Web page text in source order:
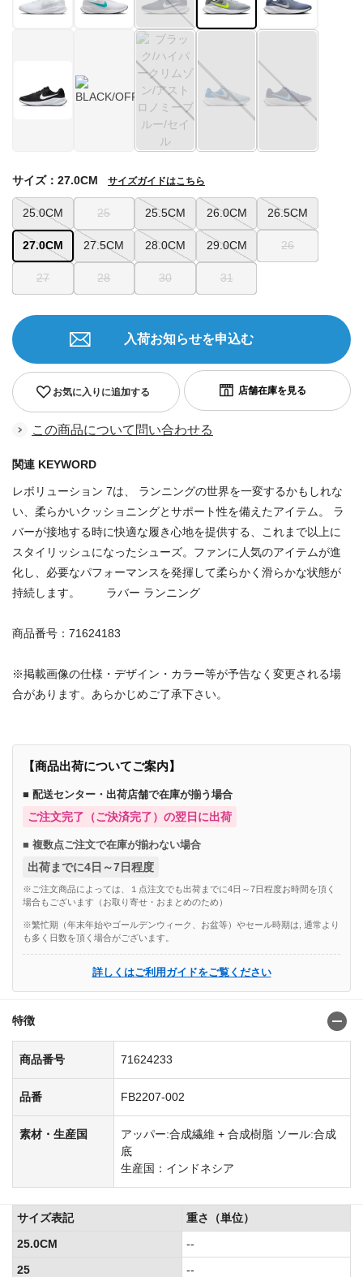
25.0CM 25 25.5CM 26.0CM 26.5CM
27.0CM 27.5CM 28.0CM 29.0CM 26
27 28 30 31
サイズ：27.0CM サイズガイドはこちら
お気に入りに追加する
入荷お知らせを申込む
この商品について問い合わせる
関連 KEYWORD
レボリューション 7は、 ランニングの世界を一変するかもしれな
い、柔らかいクッショニングとサポート性を備えたアイテム。 ラ
バーが接地する時に快適な履き心地を提供する、これまで以上に
スタイリッシュになったシューズ。ファンに人気のアイテムが進
化し、必要なパフォーマンスを発揮して柔らかく滑らかな状態が
持続します。 ラバー ランニング
商品番号：71624183
※掲載画像の仕様・デザイン・カラー等が予告なく変更される場
合があります。あらかじめご了承下さい。
【商品出荷についてご案内】
■ 配送センター・出荷店舗で在庫が揃う場合
ご注文完了（ご決済完了）の翌日に出荷
■ 複数点ご注文で在庫が揃わない場合
出荷までに4日～7日程度
※ご注文商品によっては、１点注文でも出荷までに4日～7日程度お時間を頂く
場合もございます（お取り寄せ・おまとめのため）
※繁忙期（年末年始やゴールデンウィーク、お盆等）やセール時期は, 通常より
も多く日数を頂く場合がございます。
詳しくはご利用ガイドをご覧ください
特徴
商品番号 71624233
品番 FB2207-002
素材・生産国
アッパー:合成繊維 + 合成樹脂 ソール:合成
底
生産国：インドネシア
サイズ表記
重さ（単位）
25.0CM
--
25
--